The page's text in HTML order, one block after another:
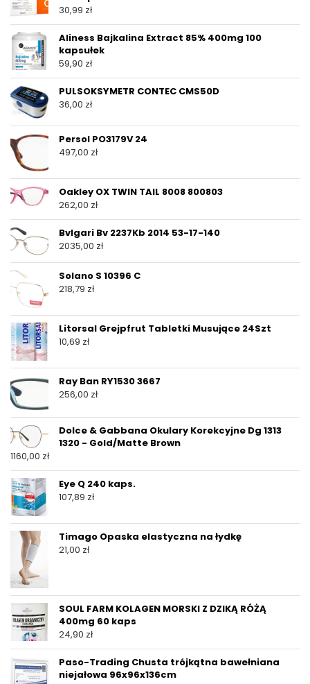
30,99 zł
Aliness Bajkalina Extract 85% 400mg 100
kapsułek
59,90 zł
PULSOKSYMETR CONTEC CMS50D
36,00 zł
Persol PO3179V 24
497,00 zł
Oakley OX TWIN TAIL 8008 800803
262,00 zł
Bvlgari Bv 2237Kb 2014 53-17-140
2035,00 zł
Solano S 10396 C
218,79 zł
Litorsal Grejpfrut Tabletki Musujące 24Szt
10,69 zł
Ray Ban RY1530 3667
256,00 zł
Dolce & Gabbana Okulary Korekcyjne Dg 1313
1320 - Gold/Matte Brown
1160,00 zł
Eye Q 240 kaps.
107,89 zł
Timago Opaska elastyczna na łydkę
21,00 zł
SOUL FARM KOLAGEN MORSKI Z DZIKĄ RÓŻĄ
400mg 60 kaps
24,90 zł
Paso-Trading Chusta trójkątna bawełniana
niejałowa 96x96x136cm